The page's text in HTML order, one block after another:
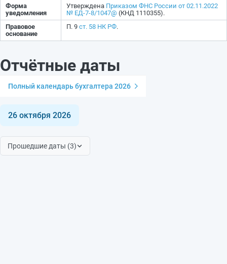
Форма
уведомления
Утверждена Приказом ФНС России от 02.11.2022
№ ЕД-7-8/1047@ (КНД 1110355).
Правовое
основание
П. 9 ст. 58 НК РФ.
Отчётные даты
Полный календарь бухгалтера 2026
26 октября 2026
Прошедшие даты (3)